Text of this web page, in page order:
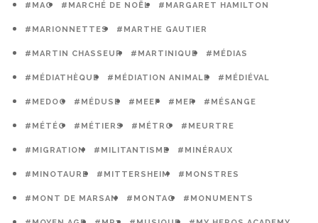
#MAO #MARCHÉ DE NOËL #MARGARET HAMILTON
#MARIONNETTES #MARTHE GAUTIER
#MARTIN CHASSEUR #MARTINIQUE #MÉDIAS
#MÉDIATHÈQUE #MÉDIATION ANIMALE #MÉDIÉVAL
#MEDOC #MÉDUSE #MEEF #MER #MÉSANGE
#MÉTÉO #MÉTIERS #MÉTRO #MEURTRE
#MIGRATION #MILITANTISME #MINÉRAUX
#MINOTAURE #MITTERSHEIM #MONSTRES
#MONT DE MARSAN #MONTAG #MONUMENTS